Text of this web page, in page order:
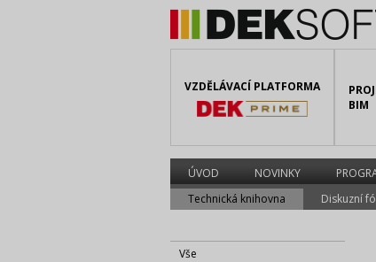
VZDĚLÁVACÍ PLATFORMA
BIM
ÚVOD NOVINKY
Technická knihovna
Diskuzní
Vše